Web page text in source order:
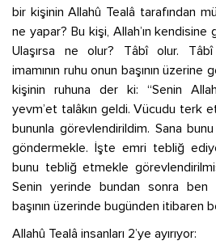
bir kişinin Allahû Tealâ tarafından
ne yapar? Bu kişi, Allah’ın kendisine
Ulaşırsa ne olur? Tâbî olur.
imamının ruhu onun başının
kişinin ruhuna der ki: “Senin
yevm’et talâkın geldi. Vücudu terk
bununla görevlendirildim. Sana
göndermekle. İşte emri tebliğ
bunu tebliğ etmekle
Senin yerinde bundan sonra ben
başının üzerinde bugünden itibaren
Allahû Tealâ insanları 2’ye ayırıyor: